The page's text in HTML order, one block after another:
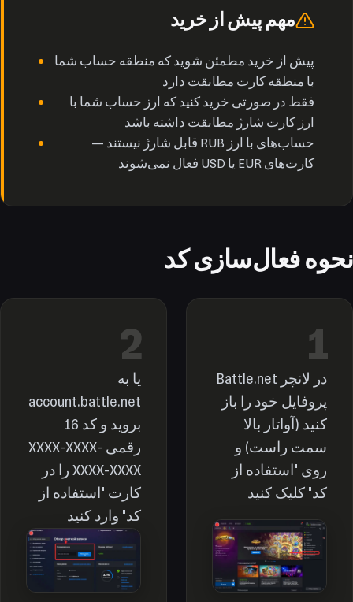
مهم پیش از خرید
پیش از خرید مطمئن شوید که منطقه حساب شما
با منطقه کارت مطابقت دارد
فقط در صورتی خرید کنید که ارز حساب شما با
ارز کارت شارژ مطابقت داشته باشد
حساب‌های با ارز RUB قابل شارژ نیستند —
کارت‌های EUR یا USD فعال نمی‌شوند
نحوه فعال‌سازی کد
1
در لانچر Battle.net
پروفایل خود را باز
کنید (آواتار بالا
سمت راست) و
روی "استفاده از
کد" کلیک کنید
2
یا به
account.battle.net
بروید و کد 16
رقمی XXXX-XXXX-
XXXX-XXXX را در
کارت "استفاده از
کد" وارد کنید